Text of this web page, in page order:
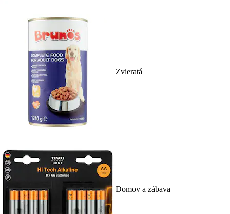
Zvieratá
Domov a zábava